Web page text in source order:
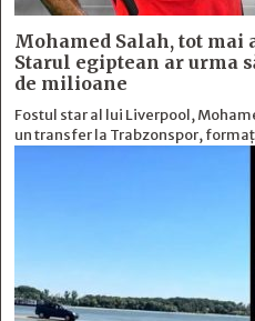
Mohamed Salah, tot mai
Starul egiptean ar urma
de milioane
Fostul star al lui Liverpool,
un transfer la Trabzonspor,